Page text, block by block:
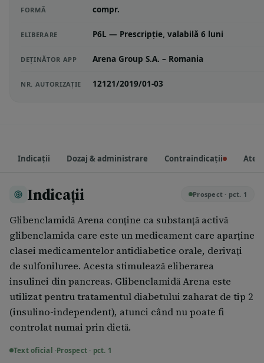
FORMĂ compr.
ELIBERARE P6L — Prescripție, valabilă 6 luni
DEȚINĂTOR APP Arena Group S.A. – Romania
NR. AUTORIZAȚIE 12121/2019/01-03
Indicații Dozaj & administrare Contraindicații
Indicații Prospect · pct. 1
Glibenclamidă Arena conține ca substanță activă
glibenclamida care este un medicament care aparține
clasei medicamentelor antidiabetice orale, derivați
de sulfoniluree. Acesta stimulează eliberarea
insulinei din pancreas. Glibenclamidă Arena este
utilizat pentru tratamentul diabetului zaharat de tip 2
(insulino-independent), atunci când nu poate fi
controlat numai prin dietă.
Text oficial ·Prospect · pct. 1